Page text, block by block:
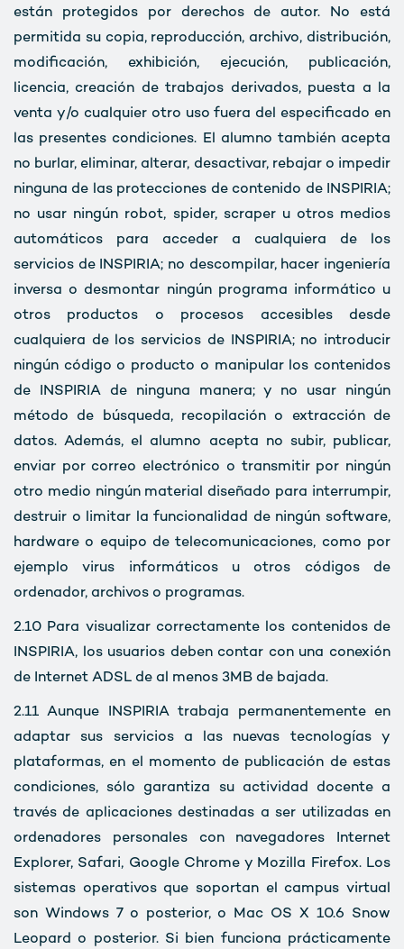
están protegidos por derechos de autor. No está
permitida su copia, reproducción, archivo, distribución,
modificación, exhibición, ejecución, publicación,
licencia, creación de trabajos derivados, puesta a la
venta y/o cualquier otro uso fuera del especificado en
las presentes condiciones. El alumno también acepta
no burlar, eliminar, alterar, desactivar, rebajar o impedir
ninguna de las protecciones de contenido de INSPIRIA;
no usar ningún robot, spider, scraper u otros medios
automáticos para acceder a cualquiera de los
servicios de INSPIRIA; no descompilar, hacer ingeniería
inversa o desmontar ningún programa informático u
otros productos o procesos accesibles desde
cualquiera de los servicios de INSPIRIA; no introducir
ningún código o producto o manipular los contenidos
de INSPIRIA de ninguna manera; y no usar ningún
método de búsqueda, recopilación o extracción de
datos. Además, el alumno acepta no subir, publicar,
enviar por correo electrónico o transmitir por ningún
otro medio ningún material diseñado para interrumpir,
destruir o limitar la funcionalidad de ningún software,
hardware o equipo de telecomunicaciones, como por
ejemplo virus informáticos u otros códigos de
ordenador, archivos o programas.
2.10 Para visualizar correctamente los contenidos de
INSPIRIA, los usuarios deben contar con una conexión
de Internet ADSL de al menos 3MB de bajada.
2.11 Aunque INSPIRIA trabaja permanentemente en
adaptar sus servicios a las nuevas tecnologías y
plataformas, en el momento de publicación de estas
condiciones, sólo garantiza su actividad docente a
través de aplicaciones destinadas a ser utilizadas en
ordenadores personales con navegadores Internet
Explorer, Safari, Google Chrome y Mozilla Firefox. Los
sistemas operativos que soportan el campus virtual
son Windows 7 o posterior, o Mac OS X 10.6 Snow
Leopard o posterior. Si bien funciona prácticamente